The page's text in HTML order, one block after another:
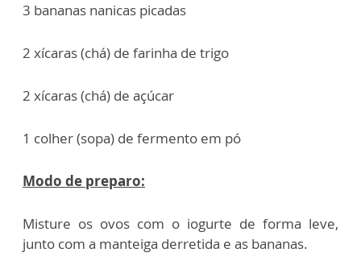
3 bananas nanicas picadas
2 xícaras (chá) de farinha de trigo
2 xícaras (chá) de açúcar
1 colher (sopa) de fermento em pó
Modo de preparo:
Misture os ovos com o iogurte de forma leve,
junto com a manteiga derretida e as bananas.